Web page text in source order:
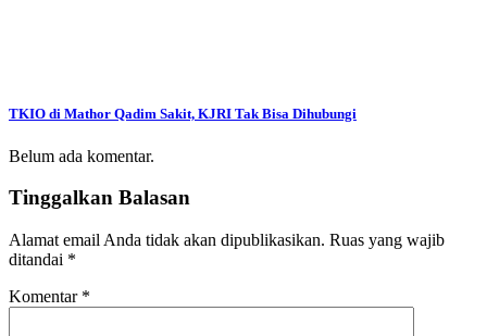
TKIO di Mathor Qadim Sakit, KJRI Tak Bisa Dihubungi
Belum ada komentar.
Tinggalkan Balasan
Alamat email Anda tidak akan dipublikasikan. Ruas yang wajib
ditandai *
Komentar *